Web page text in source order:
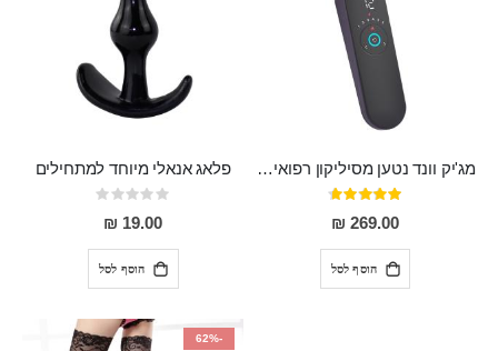
מג'יק וונד נטען מסיליקון רפואי חזק בעל 12 מצבי רטט ו6 מהירויות שונות ROMI
דירוג:
93%
269.00 ₪
הוסף לסל
פלאג אנאלי מיוחד למתחילים
Rating:
0%
19.00 ₪
הוסף לסל
-62%